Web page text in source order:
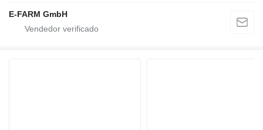
E-FARM GmbH